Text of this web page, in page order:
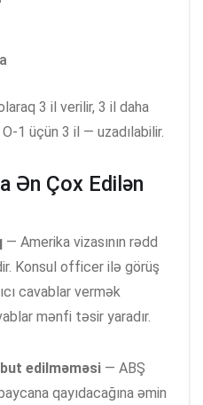
3 il verilir, 3 il daha
1 üçün 3 il — uzadılabilir.
Ən Çox Edilən
— Amerika vizasının rədd
Konsul officer ilə görüş
cavablar vermək
mənfi təsir yaradır.
edilməməsi — ABŞ
qayıdacağına əmin